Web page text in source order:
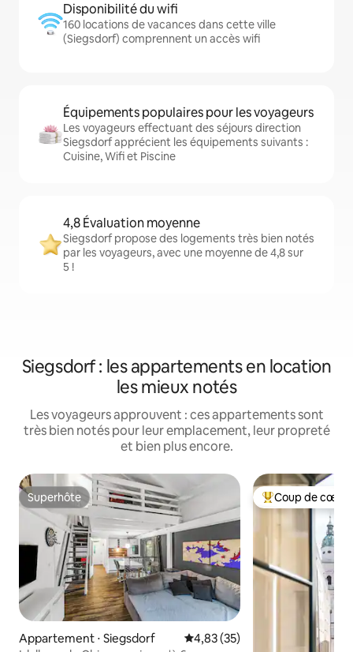
Disponibilité du wifi
160 locations de vacances dans cette ville
(Siegsdorf) comprennent un accès wifi
Équipements populaires pour les voyageurs
Les voyageurs effectuant des séjours direction
Siegsdorf apprécient les équipements suivants :
Cuisine, Wifi et Piscine
4,8 Évaluation moyenne
Siegsdorf propose des logements très bien notés
par les voyageurs, avec une moyenne de 4,8 sur
5 !
Siegsdorf : les appartements en location
les mieux notés
Les voyageurs approuvent : ces appartements sont
très bien notés pour leur emplacement, leur propreté
et bien plus encore.
Superhôte
Superhôte
Appartement ⋅ Siegsdorf Évaluation moyenne sur la
4,83 (35)
Coups de cœur
Coup de cœur